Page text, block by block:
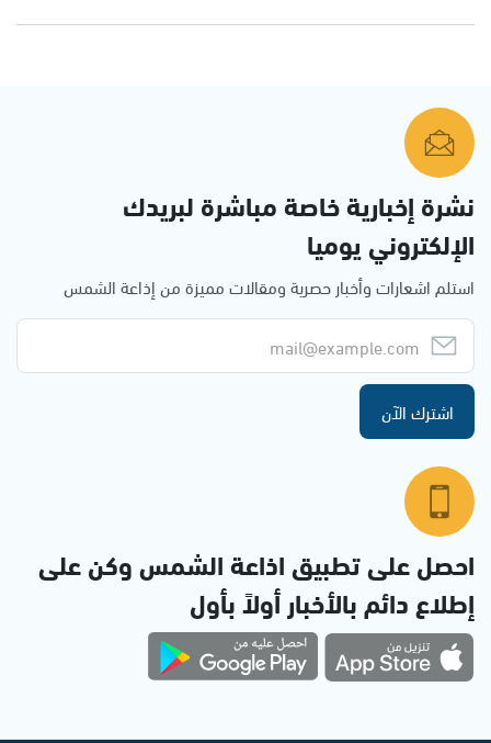
نشرة إخبارية خاصة مباشرة لبريدك
الإلكتروني يوميا
استلم اشعارات وأخبار حصرية ومقالات مميزة من إذاعة الشمس
اشترك الآن
احصل على تطبيق اذاعة الشمس وكن على
إطلاع دائم بالأخبار أولاً بأول